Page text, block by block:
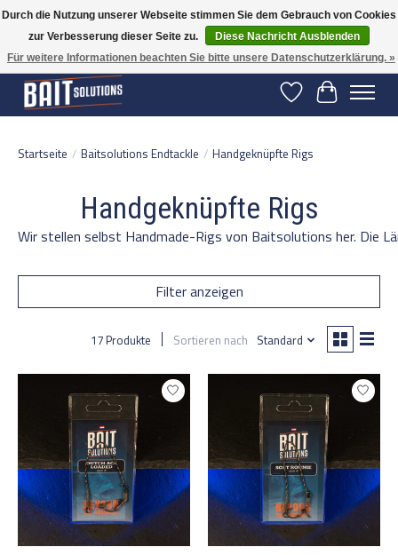
Gratis verzending vanaf 50 euro binnen NL | Op voorraad binnen 2-5 werkdagen
verzonden | België vanaf 70 euro gratis verzonden
Wunschzettel
Ihr
Startseite / Baitsolutions Endtackle / Handgeknüpfte Rigs
Handgeknüpfte Rigs
Wir stellen selbst Handmade-Rigs von Baitsolutions her. Die
Filter anzeigen
17 Produkte Sortieren nach Standard
Durch die Nutzung unserer Webseite stimmen Sie dem Gebrauch von Cookies
zur Verbesserung dieser Seite zu.
Diese Nachricht Ausblenden
Für weitere Informationen beachten Sie bitte unsere Datenschutzerklärung. »